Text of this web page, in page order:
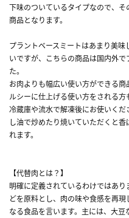
下味のついているタイプなので、
商品となります。
プラントベースミートはあまり美
いですが、こちらの商品は国内外
た。
お肉よりも幅広い使い方ができる
ルシーに仕上げる使い方をされる方
冷蔵庫や流水で解凍後にお使いく
し油で炒めたり焼いていただくと
れます。
【代替肉とは？】
明確に定義されているわけではあ
どを原料とし、肉の味や食感を再
なる食品を言います。主には、大